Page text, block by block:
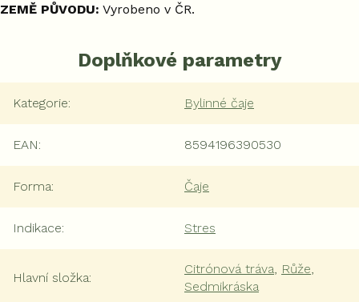
ZEMĚ PŮVODU: Vyrobeno v ČR.
Doplňkové parametry
Kategorie: Bylinné čaje
EAN: 8594196390530
Forma: Čaje
Indikace: Stres
Hlavní složka:
Citrónová tráva, Růže,
Sedmikráska